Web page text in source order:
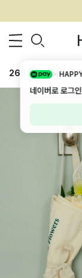
26SS 신상
네이버로 로그인